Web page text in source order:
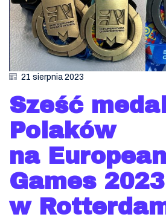
21 sierpnia 2023
Sześć
Polaków
na
Games 2023
w